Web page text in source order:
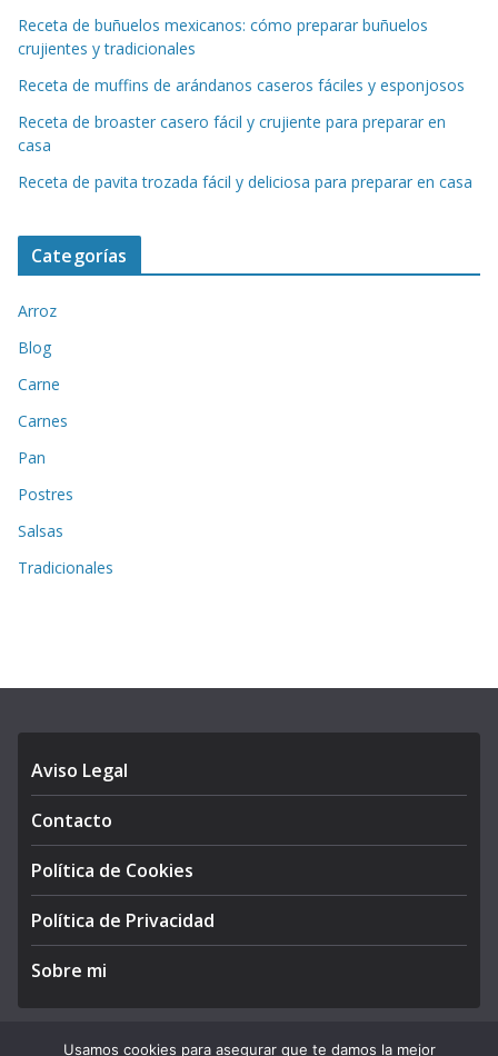
Receta de buñuelos mexicanos: cómo preparar buñuelos
crujientes y tradicionales
Receta de muffins de arándanos caseros fáciles y esponjosos
Receta de broaster casero fácil y crujiente para preparar en
casa
Receta de pavita trozada fácil y deliciosa para preparar en casa
Categorías
Arroz
Blog
Carne
Carnes
Pan
Postres
Salsas
Tradicionales
Aviso Legal
Contacto
Política de Cookies
Política de Privacidad
Sobre mi
Usamos cookies para asegurar que te damos la mejor